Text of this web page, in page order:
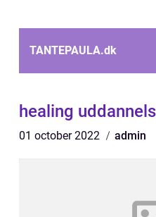
TANTEPAULA.dk
healing
01 october 2022 admin